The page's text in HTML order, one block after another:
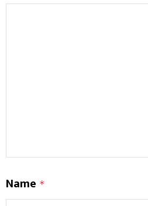
Name *